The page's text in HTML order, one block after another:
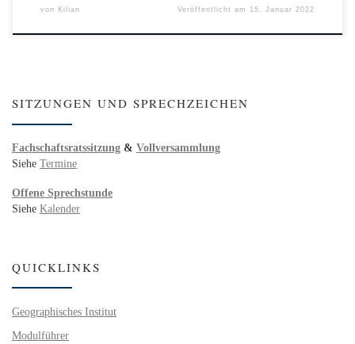
von Kilian Veröffentlicht am 15. Januar 2022
SITZUNGEN UND SPRECHZEICHEN
Fachschaftsratssitzung & Vollversammlung
Siehe Termine
Offene Sprechstunde
Siehe Kalender
QUICKLINKS
Geographisches Institut
Modulführer